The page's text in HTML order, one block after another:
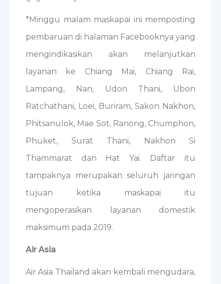
*Minggu malam maskapai ini memposting
pembaruan di halaman Facebooknya yang
mengindikasikan akan melanjutkan
layanan ke Chiang Mai, Chiang Rai,
Lampang, Nan, Udon Thani, Ubon
Ratchathani, Loei, Buriram, Sakon Nakhon,
Phitsanulok, Mae Sot, Ranong, Chumphon,
Phuket, Surat Thani, Nakhon Si
Thammarat dan Hat Yai. Daftar itu
tampaknya merupakan seluruh jaringan
tujuan ketika maskapai itu
mengoperasikan layanan domestik
maksimum pada 2019.
Air Asia
Air Asia Thailand akan kembali mengudara,